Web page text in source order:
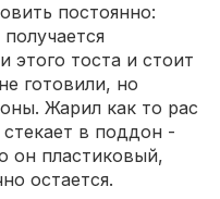
постоянно:
этого тоста и стоит
готовили, но
Жарил как то рас
в поддон -
он пластиковый,
остается.